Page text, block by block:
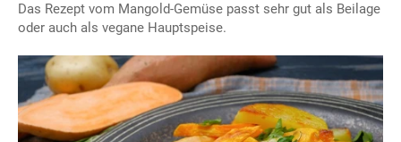
Das Rezept vom Mangold-Gemüse passt sehr gut als Beilage
oder auch als vegane Hauptspeise.